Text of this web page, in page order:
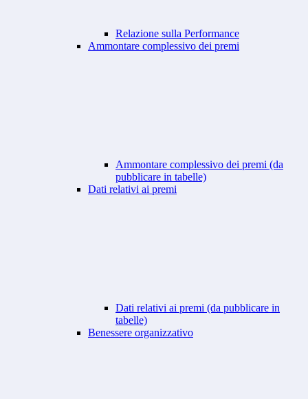
Relazione sulla Performance
Ammontare complessivo dei premi
Ammontare complessivo dei premi (da
pubblicare in tabelle)
Dati relativi ai premi
Dati relativi ai premi (da pubblicare in
tabelle)
Benessere organizzativo